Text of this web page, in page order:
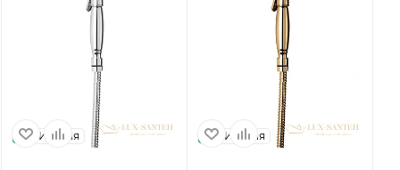
Италия Италия